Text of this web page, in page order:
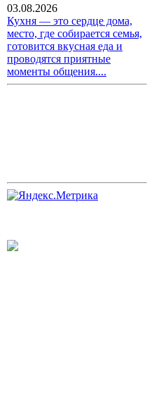
03.08.2026
Кухня — это сердце дома,
место, где собирается семья,
готовится вкусная еда и
проводятся приятные
моменты общения....